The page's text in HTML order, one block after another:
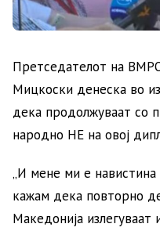
Претседателот на
Мицкоски денеска во
дека продолжуваат со
народно НЕ на овој
„И мене ми е
кажам дека повторно
Македонија